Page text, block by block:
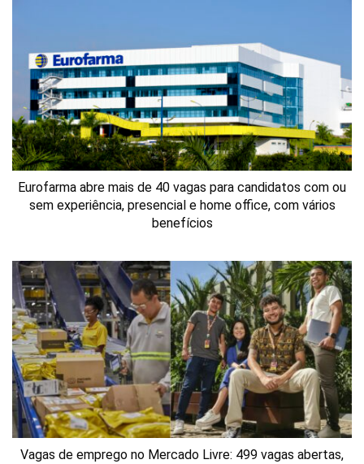
Eurofarma abre mais de 40 vagas para candidatos com ou
sem experiência, presencial e home office, com vários
benefícios
Vagas de emprego no Mercado Livre: 499 vagas abertas,